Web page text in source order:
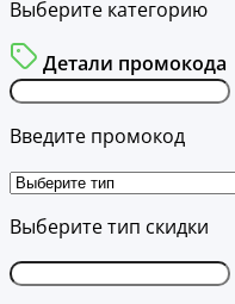
Выберите категорию
Детали промокода
Введите промокод
Выберите тип скидки